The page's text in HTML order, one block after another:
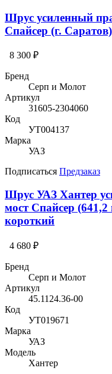
Шрус усиленный
Спайсер (г. Саратов)
8 300 ₽
Бренд
Серп и Молот
Артикул
31605-2304060
Код
УТ004137
Марка
УАЗ
Подписаться Предзаказ
Шрус УАЗ Хантер
мост Спайсер
короткий
4 680 ₽
Бренд
Серп и Молот
Артикул
45.1124.36-00
Код
УТ019671
Марка
УАЗ
Модель
Хантер